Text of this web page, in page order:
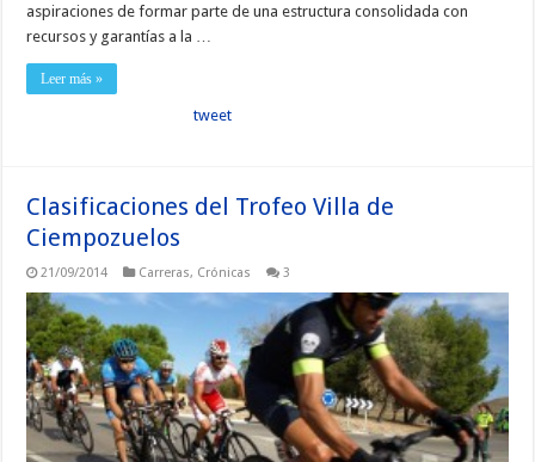
aspiraciones de formar parte de una estructura consolidada con
recursos y garantías a la …
Leer más »
tweet
Clasificaciones del Trofeo Villa de
Ciempozuelos
21/09/2014 Carreras, Crónicas 3